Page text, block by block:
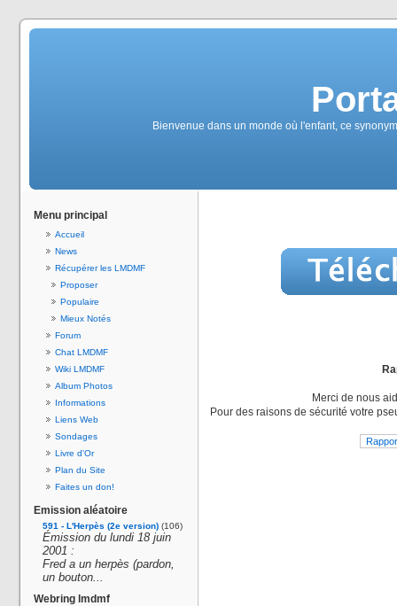
Bienvenue dans un monde où l'enfant, ce
Menu principal
Accueil
News
Récupérer les LMDMF
Proposer
Populaire
Mieux Notés
Forum
Chat LMDMF
Wiki LMDMF
Album Photos
Informations
Liens Web
Sondages
Livre d'Or
Plan du Site
Faites un don!
Emission aléatoire
591 - L'Herpès (2e version) (106)
Émission du lundi 18 juin
2001 :
Fred a un herpès (pardon,
un bouton...
Webring lmdmf
Merci de nous
Pour des raisons de sécurité votre